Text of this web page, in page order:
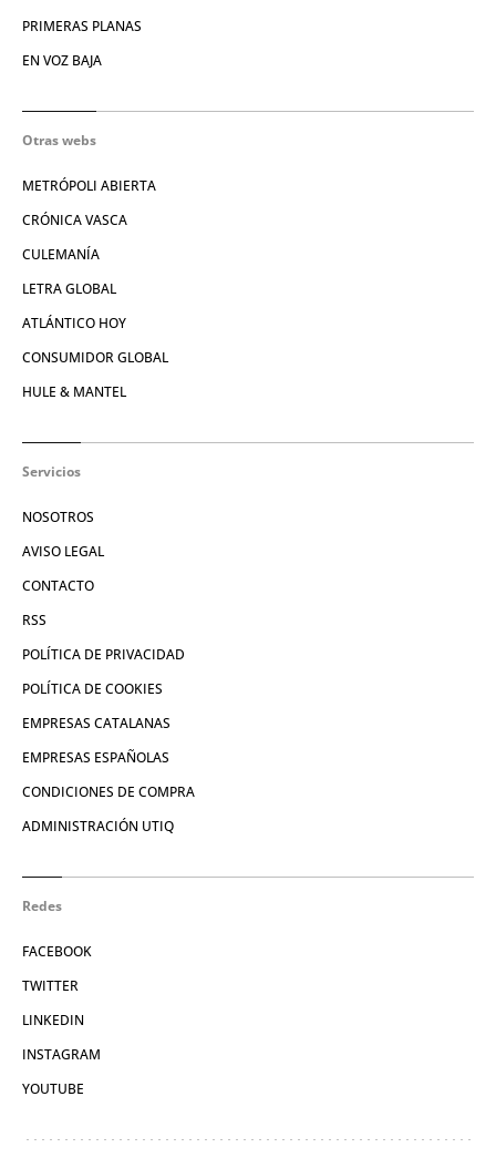
PRIMERAS PLANAS
EN VOZ BAJA
Otras webs
METRÓPOLI ABIERTA
CRÓNICA VASCA
CULEMANÍA
LETRA GLOBAL
ATLÁNTICO HOY
CONSUMIDOR GLOBAL
HULE & MANTEL
Servicios
NOSOTROS
AVISO LEGAL
CONTACTO
RSS
POLÍTICA DE PRIVACIDAD
POLÍTICA DE COOKIES
EMPRESAS CATALANAS
EMPRESAS ESPAÑOLAS
CONDICIONES DE COMPRA
ADMINISTRACIÓN UTIQ
Redes
FACEBOOK
TWITTER
LINKEDIN
INSTAGRAM
YOUTUBE